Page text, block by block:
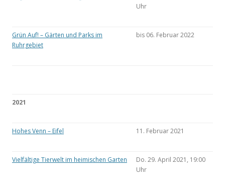
Uhr
Grün Auf! – Gärten und Parks im
Ruhrgebiet
bis 06. Februar 2022
2021
Hohes Venn – Eifel 11. Februar 2021
Vielfältige Tierwelt im heimischen Garten
Do. 29. April 2021, 19:00
Uhr